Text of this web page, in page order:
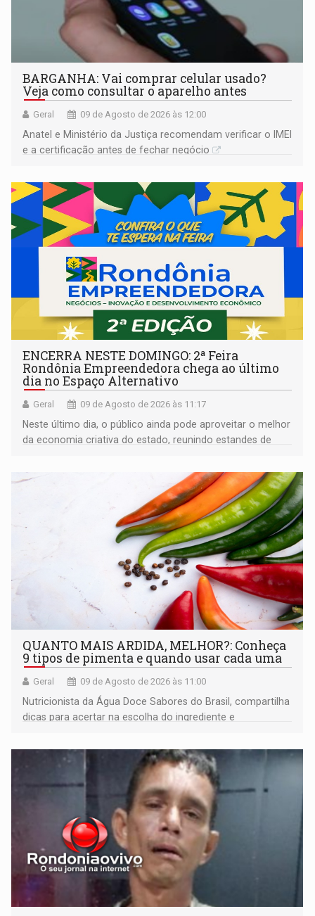
BARGANHA: Vai comprar celular usado?
Veja como consultar o aparelho antes
Geral 09 de Agosto de 2026 às 12:00
Anatel e Ministério da Justiça recomendam verificar o IMEI
e a certificação antes de fechar negócio
ENCERRA NESTE DOMINGO: 2ª Feira
Rondônia Empreendedora chega ao último
dia no Espaço Alternativo
Geral 09 de Agosto de 2026 às 11:17
Neste último dia, o público ainda pode aproveitar o melhor
da economia criativa do estado, reunindo estandes de
QUANTO MAIS ARDIDA, MELHOR?: Conheça
9 tipos de pimenta e quando usar cada uma
Geral 09 de Agosto de 2026 às 11:00
Nutricionista da Água Doce Sabores do Brasil, compartilha
dicas para acertar na escolha do ingrediente e